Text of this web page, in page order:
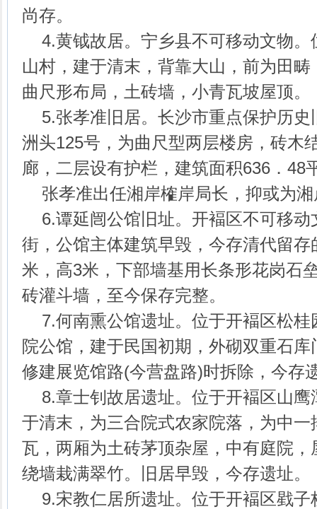
尚存。
4.黄钺故居。宁乡县不可移动文物。
山村，建于清末，背靠大山，前为田
曲尺形布局，土砖墙，小青瓦坡屋顶。
5.张孝准旧居。长沙市重点保护历史
洲头125号，为曲尺型两层楼房，砖木
廊，二层设有护栏，建筑面积636．48
张孝准出任湘岸榷岸局长，抑或为湘
6.谭延闿公馆旧址。开褔区不可移动
街，公馆主体建筑早毁，今存清代留存
米，高3米，下部墙基用长条形花岗石
砖灌斗墙，至今保存完整。
7.何南熏公馆遗址。位于开褔区松桂
院公馆，建于民国初期，外砌双重石
修建展览馆路(今营盘路)时拆除，今存
8.章士钊故居遗址。位于开褔区山鹰
于清末，为三合院式农家院落，为中
瓦，两厢为土砖茅顶杂屋，中有庭院
绕墙栽满翠竹。旧居早毁，今存遗址。
9.宋教仁居所遗址。位于开褔区戥子